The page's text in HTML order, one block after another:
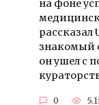
на фоне
рассказал
знакомый
он ушел с
0